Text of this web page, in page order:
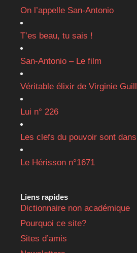
On l’appelle San-Antonio
T’es beau, tu sais !
San-Antonio – Le film
Véritable élixir de Virginie
Lui n° 226
Les clefs du pouvoir sont
Le Hérisson n°1671
Liens rapides
Dictionnaire non académique
Pourquoi ce site?
Sites d’amis